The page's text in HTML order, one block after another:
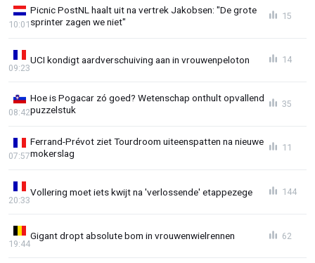
Picnic PostNL haalt uit na vertrek Jakobsen: "De grote
sprinter zagen we niet"
10:01
15
UCI kondigt aardverschuiving aan in vrouwenpeloton
09:23
14
Hoe is Pogacar zó goed? Wetenschap onthult opvallend
puzzelstuk
08:42
35
Ferrand-Prévot ziet Tourdroom uiteenspatten na nieuwe
mokerslag
07:57
11
Vollering moet iets kwijt na 'verlossende' etappezege
20:33
144
Gigant dropt absolute bom in vrouwenwielrennen
19:44
62